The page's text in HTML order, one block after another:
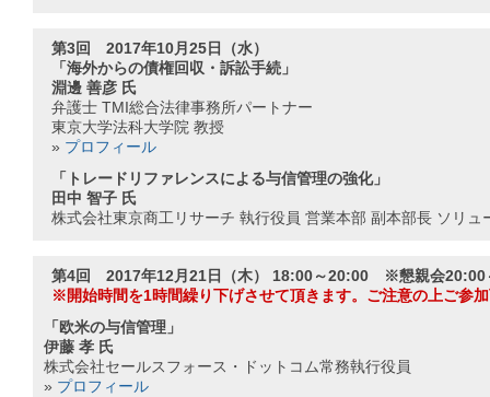
第3回 2017年10月25日（水）
「海外からの債権回収・訴訟手続」
淵邊 善彦 氏
弁護士 TMI総合法律事務所パートナー
東京大学法科大学院 教授
» プロフィール
「トレードリファレンスによる与信管理の強化」
田中 智子 氏
株式会社東京商工リサーチ 執行役員 営業本部 副本部長 ソリュ
第4回 2017年12月21日（木） 18:00～20:00 ※懇親会20:00
※開始時間を1時間繰り下げさせて頂きます。ご注意の上ご参
「欧米の与信管理」
伊藤 孝 氏
株式会社セールスフォース・ドットコム常務執行役員
» プロフィール